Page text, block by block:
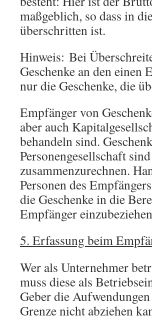
maßgeblich, so dass in
überschritten ist.
Hinweis: Bei
Geschenke an den
nur die Geschenke, die
Empfänger von
aber auch
behandeln sind.
Personengesellschaft
zusammenzurechnen.
Personen des
die Geschenke in die
Empfänger
5. Erfassung beim
Wer als Unternehmer
muss diese als
Geber die
Grenze nicht abziehen